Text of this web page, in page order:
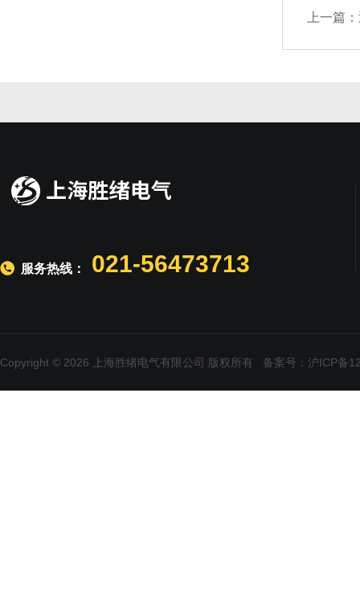
上一篇：
服务热线： 021-56473713
Copyright © 2026 上海胜绪电气有限公司 版权所有 备案号：沪ICP备